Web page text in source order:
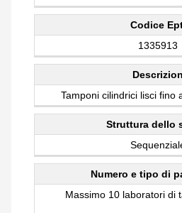
Codice
1335913
Tamponi cilindrici lisci fino
Struttura dello
Numero e tipo di
Massimo 10 laboratori di